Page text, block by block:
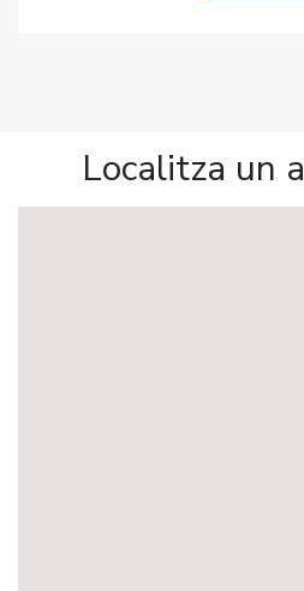
Localitza un